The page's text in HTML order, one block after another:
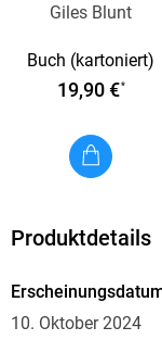
Giles Blunt
Buch (kartoniert)
19,90 €*
Produktdetails
10. Oktober 2024